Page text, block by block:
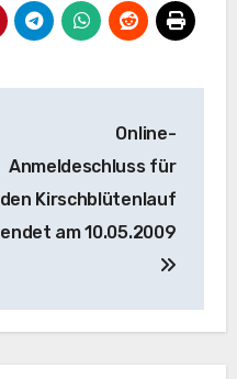
Online-
Anmeldeschluss für
den Kirschblütenlauf
endet am 10.05.2009